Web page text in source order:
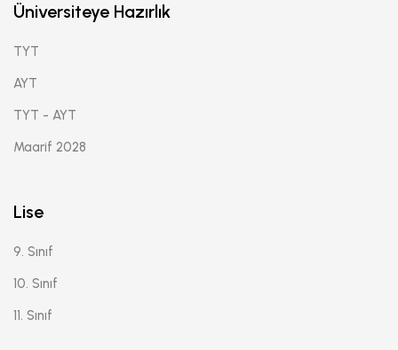
Üniversiteye Hazırlık
TYT
AYT
TYT - AYT
Maarif 2028
Lise
9. Sınıf
10. Sınıf
11. Sınıf